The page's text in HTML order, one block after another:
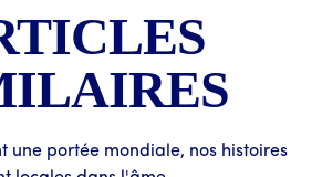
une portée mondiale, nos histoires